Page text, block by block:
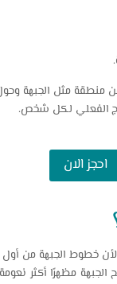
مثل الجبهة
الفعلي لكل شخص.
احجز الان
خطوط الجبهة من
مظهرًا أكثر